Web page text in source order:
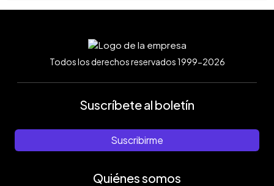
Todos los derechos reservados 1999-2026
Suscríbete al boletín
Suscribirme
Quiénes somos